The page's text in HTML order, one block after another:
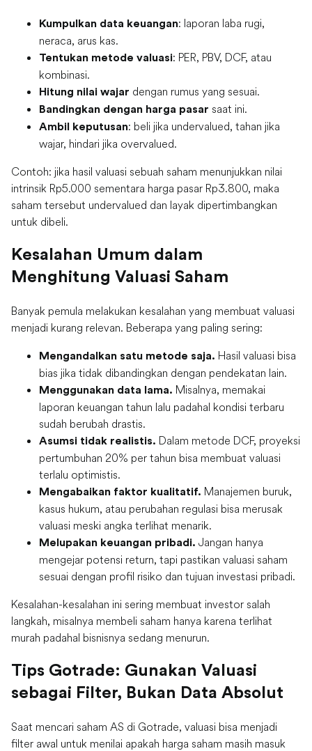
Kumpulkan data keuangan: laporan laba rugi,
neraca, arus kas.
Tentukan metode valuasi: PER, PBV, DCF, atau
kombinasi.
Hitung nilai wajar dengan rumus yang sesuai.
Bandingkan dengan harga pasar saat ini.
Ambil keputusan: beli jika undervalued, tahan jika
wajar, hindari jika overvalued.
Contoh: jika hasil valuasi sebuah saham menunjukkan nilai
intrinsik Rp5.000 sementara harga pasar Rp3.800, maka
saham tersebut undervalued dan layak dipertimbangkan
untuk dibeli.
Kesalahan Umum dalam
Menghitung Valuasi Saham
Banyak pemula melakukan kesalahan yang membuat valuasi
menjadi kurang relevan. Beberapa yang paling sering:
Mengandalkan satu metode saja. Hasil valuasi bisa
bias jika tidak dibandingkan dengan pendekatan lain.
Menggunakan data lama. Misalnya, memakai
laporan keuangan tahun lalu padahal kondisi terbaru
sudah berubah drastis.
Asumsi tidak realistis. Dalam metode DCF, proyeksi
pertumbuhan 20% per tahun bisa membuat valuasi
terlalu optimistis.
Mengabaikan faktor kualitatif. Manajemen buruk,
kasus hukum, atau perubahan regulasi bisa merusak
valuasi meski angka terlihat menarik.
Melupakan keuangan pribadi. Jangan hanya
mengejar potensi return, tapi pastikan valuasi saham
sesuai dengan profil risiko dan tujuan investasi pribadi.
Kesalahan-kesalahan ini sering membuat investor salah
langkah, misalnya membeli saham hanya karena terlihat
murah padahal bisnisnya sedang menurun.
Tips Gotrade: Gunakan Valuasi
sebagai Filter, Bukan Data Absolut
Saat mencari saham AS di Gotrade, valuasi bisa menjadi
filter awal untuk menilai apakah harga saham masih masuk